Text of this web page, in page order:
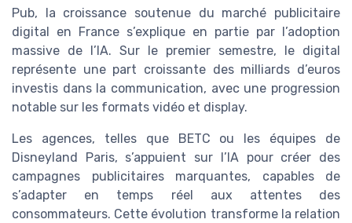
Pub, la croissance soutenue du marché publicitaire
digital en France s’explique en partie par l’adoption
massive de l’IA. Sur le premier semestre, le digital
représente une part croissante des milliards d’euros
investis dans la communication, avec une progression
notable sur les formats vidéo et display.
Les agences, telles que BETC ou les équipes de
Disneyland Paris, s’appuient sur l’IA pour créer des
campagnes publicitaires marquantes, capables de
s’adapter en temps réel aux attentes des
consommateurs. Cette évolution transforme la relation